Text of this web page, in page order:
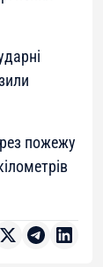
пожежу